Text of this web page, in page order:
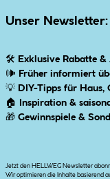
Unser
🛠 Exklusive Rabatte
🕪 Früher informiert
💡 DIY-Tipps für
🏠
Inspiration &
🎁 Gewinnspiele &
Jetzt den HELLWEG Newsletter
Wir optimieren die Inhalte basierend